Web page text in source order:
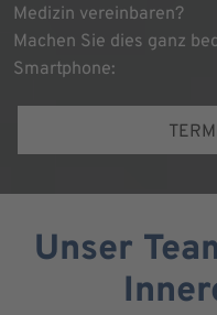
Medizin vereinbaren?
Machen Sie dies ganz
Smartphone:
Unser